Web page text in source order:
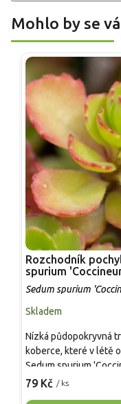
Mohlo by se
Rozchodník
spurium
Sedum spurium
Skladem
79 Kč / ks
Nízká půdopokryvná
koberce, které v létě
Sedum spurium
suchu, chudším